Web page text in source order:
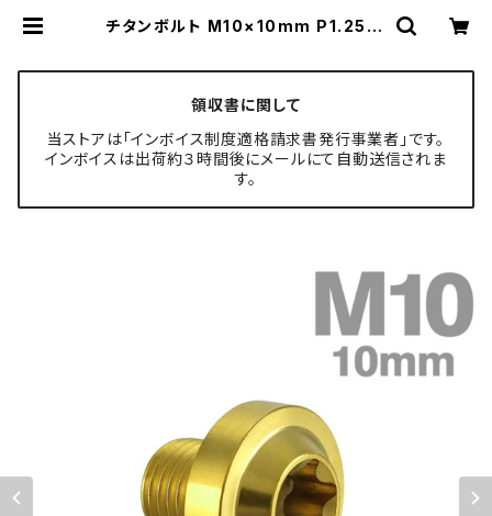
チタンボルト M10×10mm P1.25 ト
H-MASTER ボルト専門店
領収書に関して
当ストアは「インボイス制度適格請求書発行事業者」です。
インボイスは出荷約３時間後にメールにて自動送信されま
す。